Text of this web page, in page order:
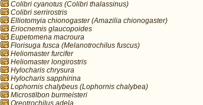
Colibri cyanotus (Colibri thalassinus)
Colibri serrirostris
Elliotomyia chionogaster (Amazilia chionogaster)
Eriocnemis glaucopoides
Eupetomena macroura
Florisuga fusca (Melanotrochilus fuscus)
Heliomaster furcifer
Heliomaster longirostris
Hylocharis chrysura
Hylocharis sapphirina
Lophornis chalybeus (Lophornis chalybea)
Microstilbon burmeisteri
Oreotrochilus adela